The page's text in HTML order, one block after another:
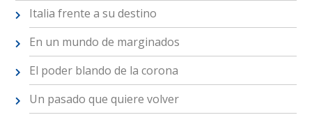
Italia frente a su destino
En un mundo de marginados
El poder blando de la corona
Un pasado que quiere volver